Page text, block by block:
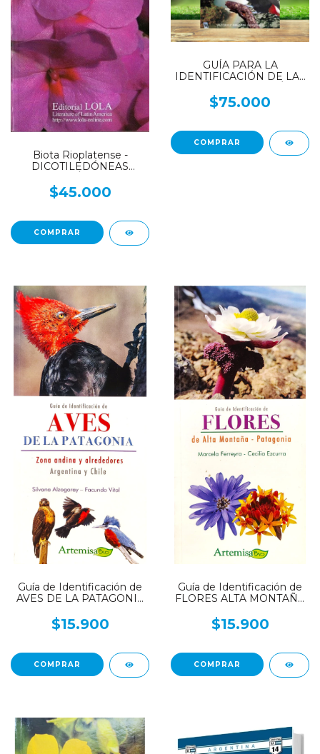
Biota Rioplatense -
DICOTILEDÓNEAS
$45.000
GUÍA PARA LA
IDENTIFICACIÓN DE LAS
$75.000
Guía de Identificación de
AVES DE LA PATAGONIA
alrededores
$15.900
Guía de Identificación de
FLORES ALTA MONTAÑA
$15.900